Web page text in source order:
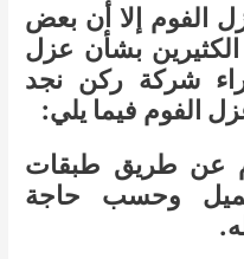
الفوم إلا أن بعض
الكثيرين بشأن عزل
شركة ركن نجد
الفوم فيما يلي:
عن طريق طبقات
وحسب حاجة